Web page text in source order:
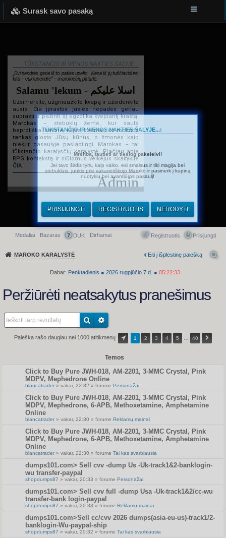
Surask savo pasaką
TŪKSTANČIO IR VIENOS NAKTIES ŠALYJE...
„Dvi nendrės geria iš to paties upelio. Viena iš jų tuščiavidurė,
kita – cukranendrė“ – marokiečių patarlė.
Salamu 'lekum - اسلا عليكم
Užsimerkite, užgniaužkite kvapą ir užsidenkite
ausis. Čia įprastos juslės nepadės geriau
suprasti ir pažinti šį egzotika kvepiantį kraštą.
Marokas – stebuklų žemė, kur saulė
beprotiškai kaitina, vėjas švelniau už motinos
rankas glosto Jūsų kūnus, o žmonės kaip
niekur pasaulyje paslaptingi. Marokas – tai
tūkstančio karalysčių karalystė. Plačiau apie
RPG kontekstą ir siūlomus veikėjus skaitykite
ČIA.
Admin
Greitasis meniu
Medaliai Bazaras DUK Dirhamai Prisijungti
Registruotis
MAROKO KARALYSTĖ Eiti į išplėstinę paiešką
Dabar: Penktadienis ● 2026 rugpjūčio 7 d. ● 05:22:33
TŪKSTANČIO IR VIENOS NAKTIES ŠALYJE...:
Mrehba, tautieti ar tiesiog pakeleivi!
Jei tavo širdis tyra, kaip vaiko, esi smalsus ir tiki magija bei
stebuklais, junkis prie vakarietiškojo Maroko ir pasinerk į kupiną
nuotykių bei avantiūros pasaulį!
PRISIJUNGTI REGISTRUOTIS NERODYTI
Peržiūrėti neatsakytus pranešimus
Paieška rašo daugiau nei 1000 atitikmenų 1 2 3 4 5 40
Temos
Click to Buy Pure JWH-018, AM-2201, 3-MMC Crystal, Pink
MDPV, Mephedrone Online
blancatrader » vakar, 22:32 » forume Personažai
Click to Buy Pure JWH-018, AM-2201, 3-MMC Crystal, Pink
MDPV, Mephedrone, 6-APB, Methoxetamine, Amphetamine
Online
blancatrader » vakar, 22:30 » forume Reklamų mainai
Click to Buy Pure JWH-018, AM-2201, 3-MMC Crystal, Pink
MDPV, Mephedrone, 6-APB, Methoxetamine, Amphetamine
Online
blancatrader » vakar, 22:30 » forume Tai kas svarbiausia
dumps101.com> Sell cvv -dump Us -Uk-track1&2-banklogin-
wu transfer-paypal
shopdumps87 » vakar, 20:33 » forume Personažai
dumps101.com> Sell cvv full -dump Usa -Uk-track1&2/cc-wu
transfer-bank login-paypal
shopdumps87 » vakar, 20:33 » forume Reklamų mainai
dumps101.com>Sell cc/cvv 2026 dumps(asia-eu-us)-track1/2-
banklogin-Wu-paypal-ship
shopdumps87 » vakar, 20:32 » forume Tai kas svarbiausia